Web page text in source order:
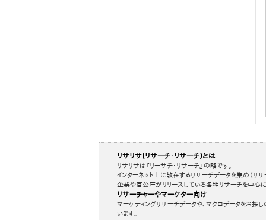
リサリサ(リサーチ・リサーチ)とは
リサリサは『リーサチ・リサーチ』の略です。
インターネット上に散在するリサーチデータを集め（リ
企業や官公庁がリリースしている各種リサーチを中心
リサーチャーやマーケター向け
マーケティングリサーチデータや、マクロデータをお探
います。